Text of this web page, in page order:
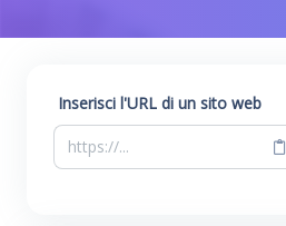
Inserisci l'URL di un sito web